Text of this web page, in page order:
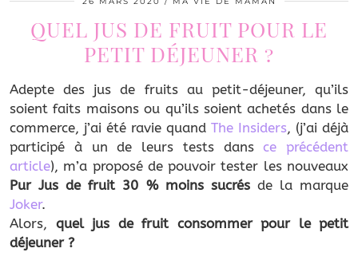
QUEL JUS DE FRUIT POUR LE
PETIT DÉJEUNER ?
Adepte des jus de fruits au petit-déjeuner, qu’ils
soient faits maisons ou qu’ils soient achetés dans le
commerce, j’ai été ravie quand The Insiders, (j’ai déjà
participé à un de leurs tests dansce précédent
article), m’a proposé de pouvoir tester les nouveaux
Pur Jus de fruit 30 % moins sucrésde la marque
Joker.
Alors, quel jus de fruit consommer pour le petit
déjeuner ?